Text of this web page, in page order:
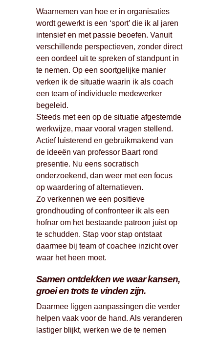
Waarnemen van hoe er in organisaties
wordt gewerkt is een ‘sport’ die ik al jaren
intensief en met passie beoefen. Vanuit
verschillende perspectieven, zonder direct
een oordeel uit te spreken of standpunt in
te nemen. Op een soortgelijke manier
verken ik de situatie waarin ik als coach
een team of individuele medewerker
begeleid.
Steeds met een op de situatie afgestemde
werkwijze, maar vooral vragen stellend.
Actief luisterend en gebruikmakend van
de ideeën van professor Baart rond
presentie. Nu eens socratisch
onderzoekend, dan weer met een focus
op waardering of alternatieven.
Zo verkennen we een positieve
grondhouding of confronteer ik als een
hofnar om het bestaande patroon juist op
te schudden. Stap voor stap ontstaat
daarmee bij team of coachee inzicht over
waar het heen moet.
Samen ontdekken we waar kansen,
groei en trots te vinden zijn.
Daarmee liggen aanpassingen die verder
helpen vaak voor de hand. Als veranderen
lastiger blijkt, werken we de te nemen